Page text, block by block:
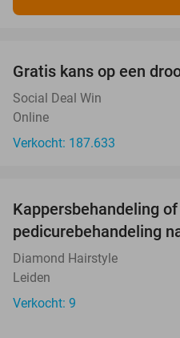
Gratis kans op een
Social Deal Win
Online
Verkocht: 187.633
Kappersbehandeling
pedicurebehandeling
Diamond Hairstyle
Leiden
Verkocht: 9